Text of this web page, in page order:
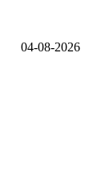
04-08-2026